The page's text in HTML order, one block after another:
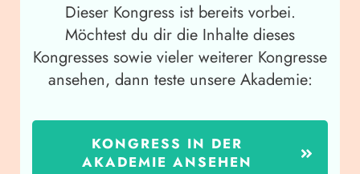
Dieser Kongress ist bereits vorbei.
Möchtest du dir die Inhalte dieses
Kongresses sowie vieler weiterer Kongresse
ansehen, dann teste unsere Akademie:
KONGRESS IN DER
AKADEMIE ANSEHEN